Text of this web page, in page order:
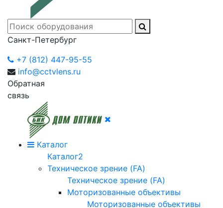
Санкт-Петербург
+7 (812) 447-95-55
info@cctvlens.ru
Обратная
связь
Каталог
Каталог2
Техническое зрение (FA)
Техническое зрение (FA)
Моторизованные объективы
Моторизованные объективы